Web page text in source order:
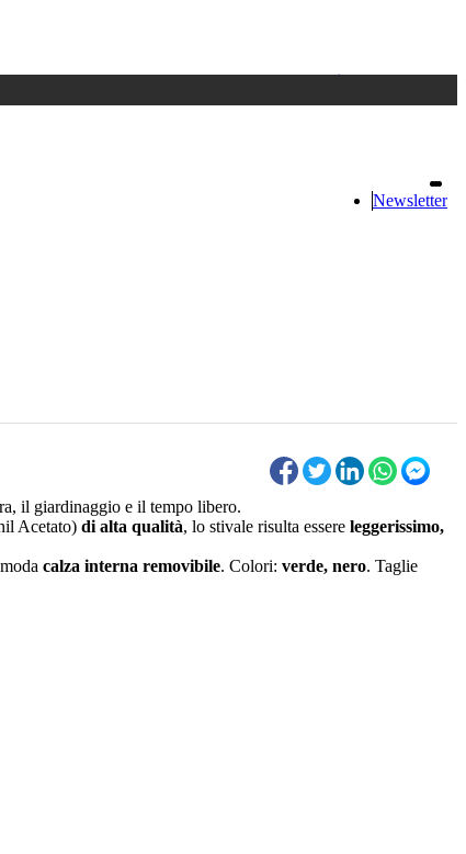
Accedioppure registrati
Newsletter
il giardinaggio e il tempo libero.
Acetato) di alta qualità, lo stivale risulta essere leggerissimo,
calza interna removibile. Colori: verde, nero. Taglie